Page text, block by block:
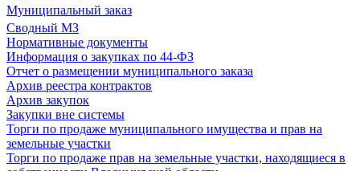
Муниципальный заказ
Сводный МЗ
Нормативные документы
Информация о закупках по 44-ФЗ
Отчет о размещении муниципального заказа
Архив реестра контрактов
Архив закупок
Закупки вне системы
Торги по продаже муниципального имущества и прав на
земельные участки
Торги по продаже прав на земельные участки, находящиеся в